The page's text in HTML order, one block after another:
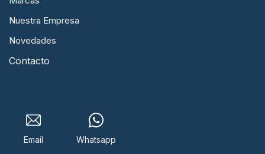
Nuestra Empresa
Novedades
Contacto
Email Whatsapp